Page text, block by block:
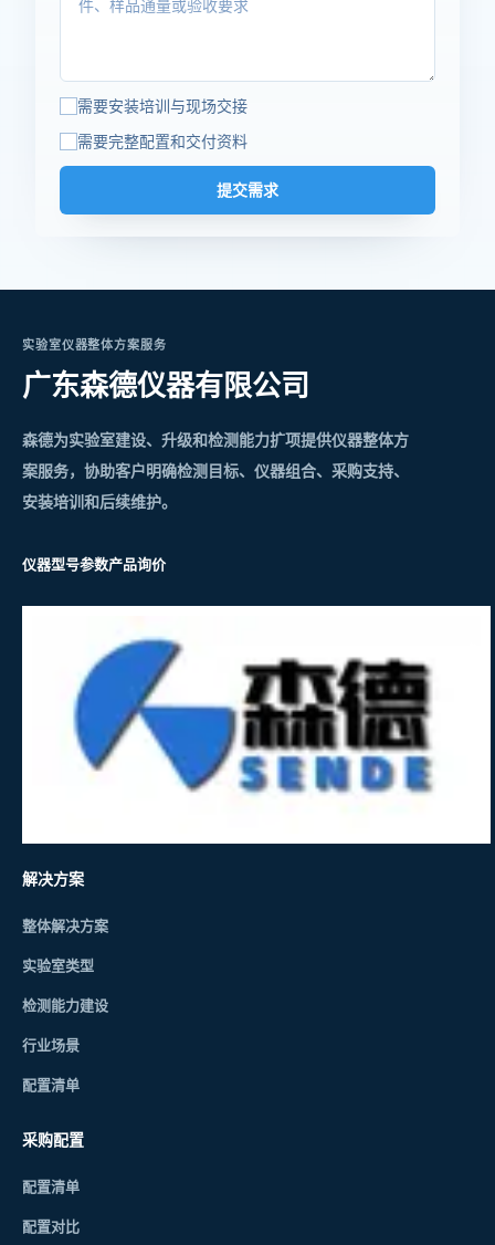
需要安装培训与现场交接
需要完整配置和交付资料
提交需求
实验室仪器整体方案服务
广东森德仪器有限公司
森德为实验室建设、升级和检测能力扩项提供仪器整体方
案服务，协助客户明确检测目标、仪器组合、采购支持、
安装培训和后续维护。
仪器型号参数产品询价
解决方案
整体解决方案
实验室类型
检测能力建设
行业场景
配置清单
采购配置
配置清单
配置对比